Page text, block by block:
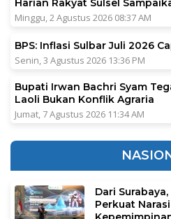
Harian Rakyat Sulsel
Minggu, 2 Agustus 2026 08:37 AM
BPS: Inflasi Sulbar Juli 2026
Senin, 3 Agustus 2026 13:36 PM
Bupati Irwan Bachri Syam
Laoli Bukan Konflik Agraria
Jumat, 7 Agustus 2026 11:34 AM
Dari
Perkuat